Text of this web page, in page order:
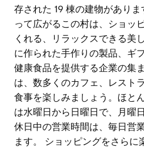
存された 19 棟の建物があり
って広がるこの村は、ショッ
くれる、リラックスできる美
に作られた手作りの製品、ギ
健康食品を提供する企業の集
は、数多くのカフェ、レスト
食事を楽しみましょう。ほと
は水曜日から日曜日で、月曜
休日中の営業時間は、毎日営
ます。 ショッピングをさらに